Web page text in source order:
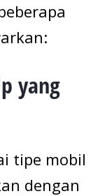
yang
tipe mobil
dengan